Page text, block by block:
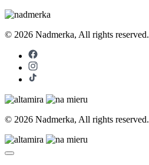
© 2026 Nadmerka, All rights reserved.
© 2026 Nadmerka, All rights reserved.